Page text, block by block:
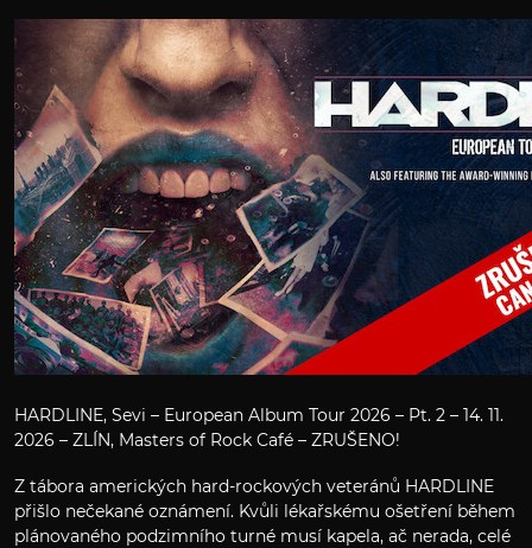
HARDLINE, Sevi – European Album Tour 2026 – Pt. 2 – 14. 11.
2026 – ZLÍN, Masters of Rock Café – ZRUŠENO!
Z tábora amerických hard-rockových veteránů HARDLINE
přišlo nečekané oznámení. Kvůli lékařskému ošetření během
plánovaného podzimního turné musí kapela, ač nerada, celé